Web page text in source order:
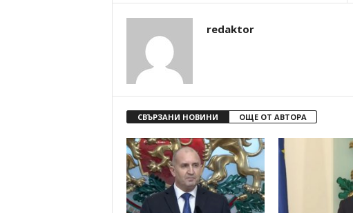
redaktor
СВЪРЗАНИ НОВИНИ ОЩЕ ОТ АВТОРА